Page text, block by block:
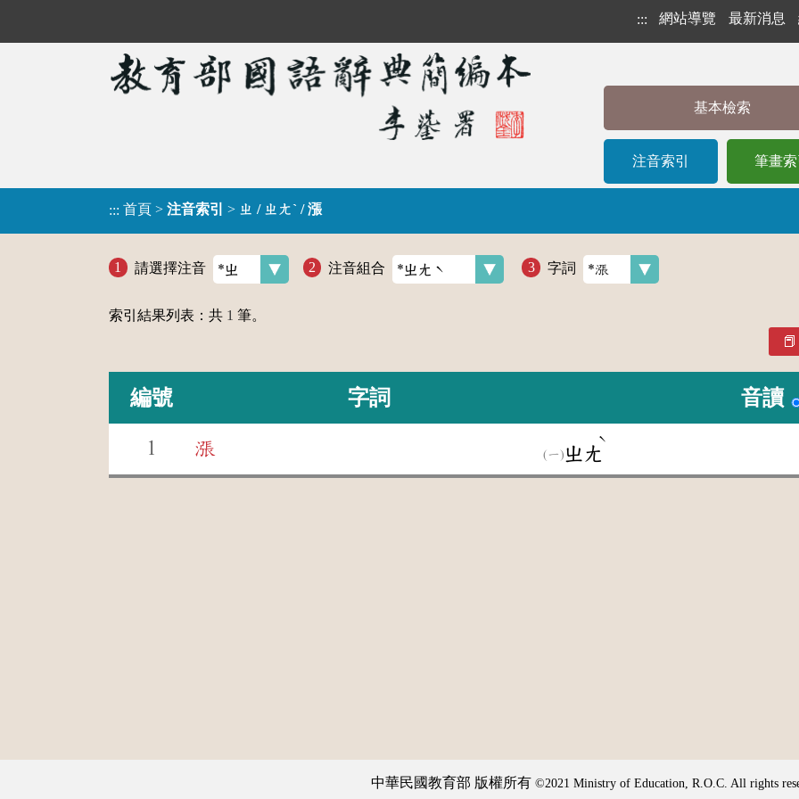
::: 網站導覽 最新消息
基本檢索
注音索引 筆畫索
::: 首頁 > 注音索引 > ㄓ / ㄓㄤˋ / 漲
請選擇注音 注音組合 字詞
索引結果列表：共 1 筆。
編號 字詞 音讀
1 漲 ㄓㄤ
ˋ
中華民國教育部 版權所有 ©2021 Ministry of Education, R.O.C. All rights